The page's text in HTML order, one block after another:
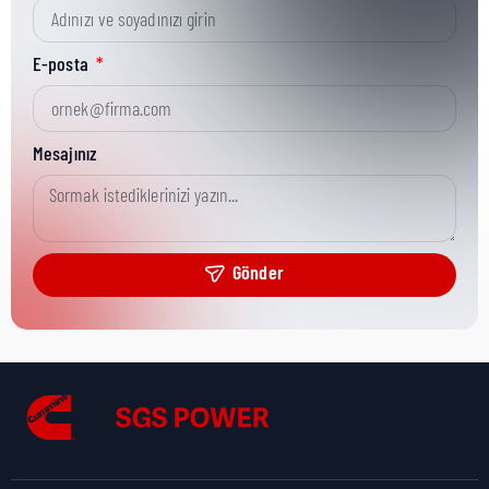
Kısa Parça No:
Ürün Grubu:
Ürün Kategorisi:
Nakliye Yüksekliği:
Nakliye Uzunluğu:
E-posta
Mesajınız
Gönder